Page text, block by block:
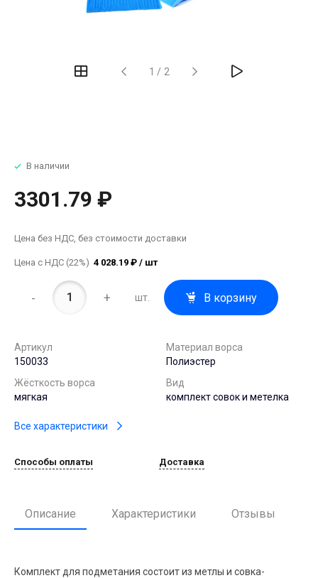
1 / 2
В наличии
3301.79 ₽
Цена без НДС, без стоимости доставки
Цена с НДС (22%) 4 028.19 ₽ / шт
- + шт. В корзину
Артикул
150033
Материал ворса
Полиэстер
Жёсткость ворса
мягкая
Вид
комплект совок и метелка
Все характеристики
Способы оплаты Доставка
Описание Характеристики Отзывы
Комплект для подметания состоит из метлы и совка-